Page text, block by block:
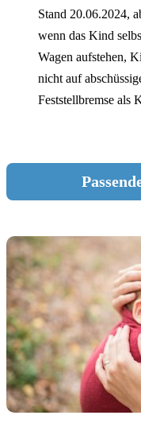
Stand 20.06.2024,
wenn das Kind
Wagen aufstehen,
nicht auf
Feststellbremse